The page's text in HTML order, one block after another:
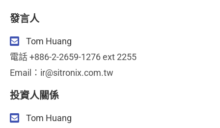
發言人
Tom Huang
電話 +886-2-2659-1276 ext 2255
Email：ir@sitronix.com.tw
投資人關係
Tom Huang